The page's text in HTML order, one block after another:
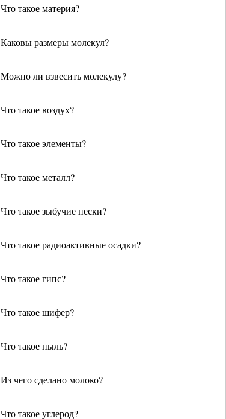
Что такое материя?
Каковы размеры молекул?
Можно ли взвесить молекулу?
Что такое воздух?
Что такое элементы?
Что такое металл?
Что такое зыбучие пески?
Что такое радиоактивные осадки?
Что такое гипс?
Что такое шифер?
Что такое пыль?
Из чего сделано молоко?
Что такое углерод?